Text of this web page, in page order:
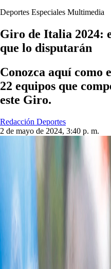
Deportes Especiales Multimedia
Giro de Italia 2024:
que lo disputarán
Conozca aquí como
22 equipos que
este Giro.
Redacción Deportes
2 de mayo de 2024, 3:40 p. m.